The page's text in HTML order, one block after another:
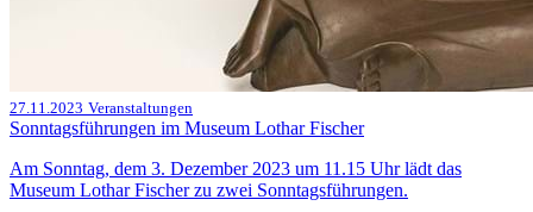
27.11.2023 Veranstaltungen
Sonntagsführungen im Museum Lothar Fischer
Am Sonntag, dem 3. Dezember 2023 um 11.15 Uhr lädt das
Museum Lothar Fischer zu zwei Sonntagsführungen.